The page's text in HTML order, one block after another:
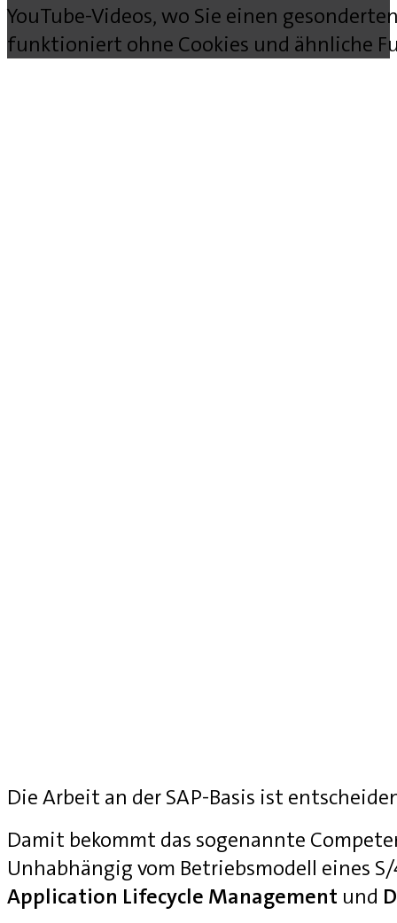
YouTube-Videos, wo Sie einen
funktioniert ohne Cookies und ähnliche
Die Arbeit an der SAP-Basis ist
Damit bekommt das sogenannte
Unhabhängig vom Betriebsmodell eines
Application Lifecycle Management und